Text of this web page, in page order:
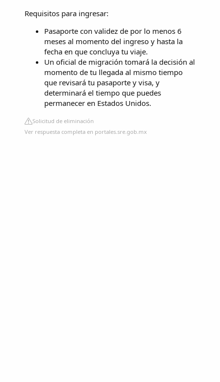
Requisitos para ingresar:
Pasaporte con validez de por lo menos 6
meses al momento del ingreso y hasta la
fecha en que concluya tu viaje.
Un oficial de migración tomará la decisión al
momento de tu llegada al mismo tiempo
que revisará tu pasaporte y visa, y
determinará el tiempo que puedes
permanecer en Estados Unidos.
Solicitud de eliminación
Ver respuesta completa en portales.sre.gob.mx